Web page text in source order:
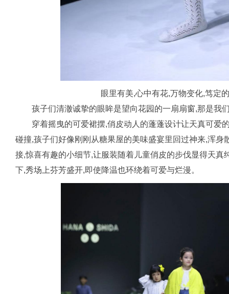
眼里有美,心中有花,万物变化,笃定
孩子们清澈诚挚的眼眸是望向花园的一扇扇窗,那是我
穿着摇曳的可爱裙摆,俏皮动人的蓬蓬设计让天真可爱
碰撞,孩子们好像刚刚从糖果屋的美味盛宴里回过神来,浑
接,惊喜有趣的小细节,让服装随着儿童俏皮的步伐显得天
下,秀场上芬芳盛开,即使降温也环绕着可爱与烂漫。